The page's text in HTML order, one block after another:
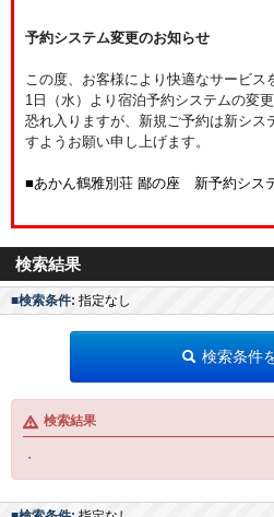
予約システム変更のお知らせ
この度、お客様により快適なサービス
1日（水）より宿泊予約システムの変
恐れ入りますが、新規ご予約は新シス
すようお願い申し上げます。
■あかん鶴雅別荘 鄙の座 新予約シス
検索結果
■検索条件: 指定なし
検索条件
検索結果
・